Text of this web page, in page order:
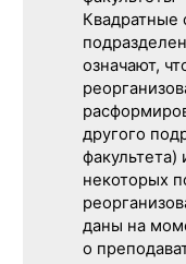
Квадратные
означают,
другого
некоторых
даны на
о